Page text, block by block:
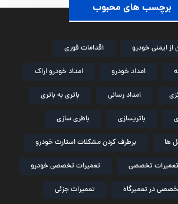
برچسب های محبوب
از ایمنی خودرو اقدامات فوری
امداد خودرو امداد خودرو اراک
امداد رسانی باتری به باتری
باتریسازی باطری سازی
ها برطرف کردن مشکلات استارت خودرو
تعمیرات تخصصی تعمیرات تخصصی خودرو
در تعمیرگاه تعمیرات جزئی